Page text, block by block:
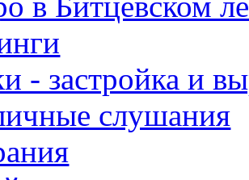
- застройка и
слушания